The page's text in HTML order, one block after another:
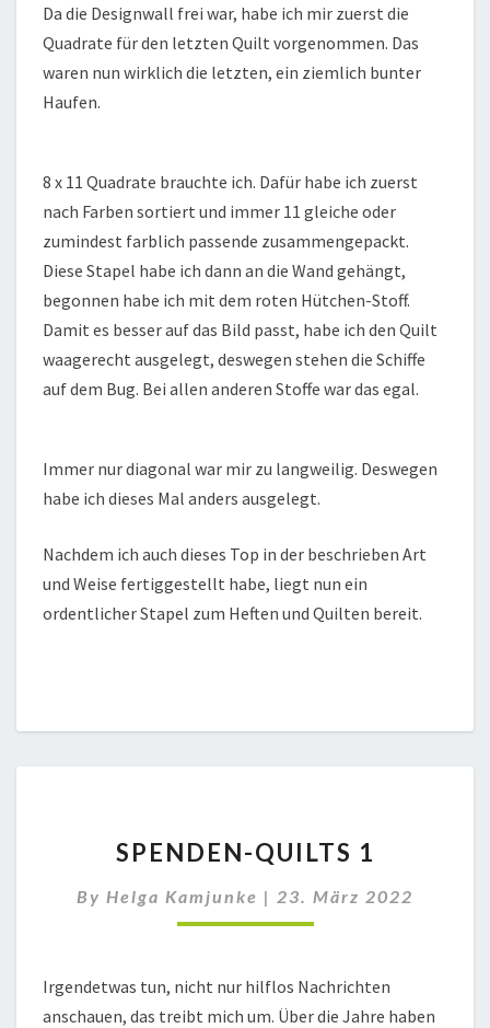
Da die Designwall frei war, habe ich mir zuerst die
Quadrate für den letzten Quilt vorgenommen. Das
waren nun wirklich die letzten, ein ziemlich bunter
Haufen.
8 x 11 Quadrate brauchte ich. Dafür habe ich zuerst
nach Farben sortiert und immer 11 gleiche oder
zumindest farblich passende zusammengepackt.
Diese Stapel habe ich dann an die Wand gehängt,
begonnen habe ich mit dem roten Hütchen-Stoff.
Damit es besser auf das Bild passt, habe ich den Quilt
waagerecht ausgelegt, deswegen stehen die Schiffe
auf dem Bug. Bei allen anderen Stoffe war das egal.
Immer nur diagonal war mir zu langweilig. Deswegen
habe ich dieses Mal anders ausgelegt.
Nachdem ich auch dieses Top in der beschrieben Art
und Weise fertiggestellt habe, liegt nun ein
ordentlicher Stapel zum Heften und Quilten bereit.
QUILTS
SPENDEN-QUILTS 1
By Helga Kamjunke | 23. März 2022
Irgendetwas tun, nicht nur hilflos Nachrichten
anschauen, das treibt mich um. Über die Jahre haben